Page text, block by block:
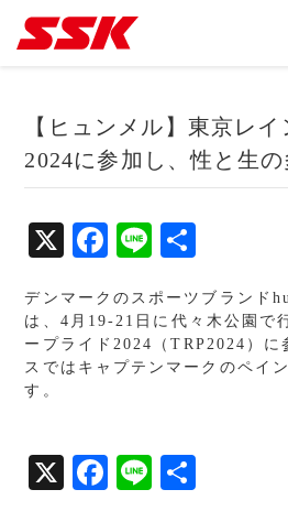
【ヒュンメル】東京レ
2024に参加し、性と生の
X
Fa
bo
ok
Li
デンマークのスポーツブランド
は、4月19-21日に代々木公園で
ープライド2024（TRP2024）に
スではキャプテンマークのペイ
す。
X
Fa Li